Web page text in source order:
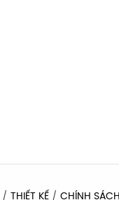
THIẾT KẾ CHÍNH